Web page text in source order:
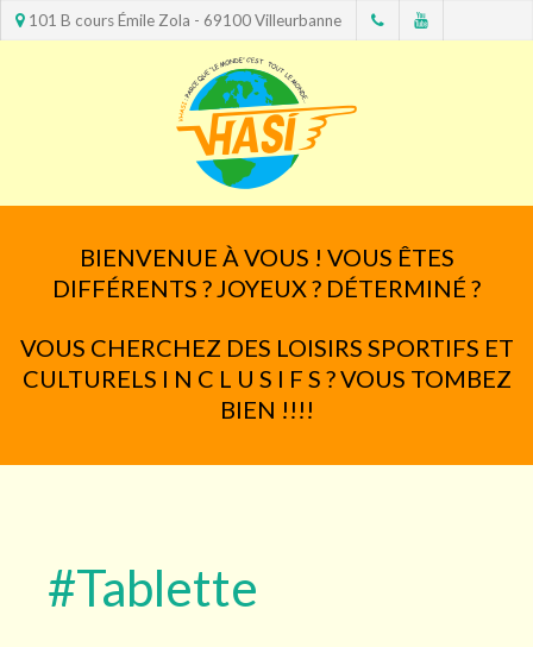
101 B cours Émile Zola - 69100 Villeurbanne
BIENVENUE À VOUS ! VOUS ÊTES
DIFFÉRENTS ? JOYEUX ? DÉTERMINÉ ?
VOUS CHERCHEZ DES LOISIRS SPORTIFS ET
CULTURELS I N C L U S I F S ? VOUS TOMBEZ
BIEN !!!!
#Tablette